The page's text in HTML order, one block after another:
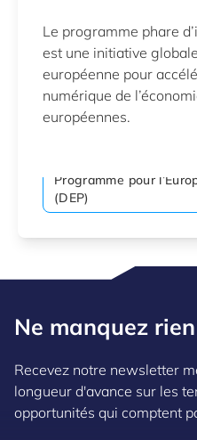
Le programme phare
est une initiative
européenne pour
numérique de
européennes.
Programme pour
(DEP)
Ne manquez
Recevez notre newsletter
longueur d'avance sur les
opportunités qui comptent